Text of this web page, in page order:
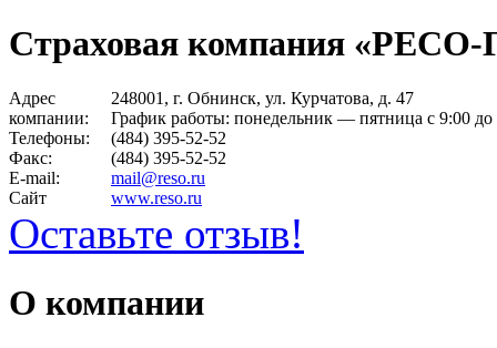
Страховая компания «РЕСО-
Адрес
компании:
248001, г. Обнинск, ул. Курчатова, д. 47
График работы: понедельник — пятница c 9:00 до
Телефоны:
(484) 395-52-52
Факс:
(484) 395-52-52
E-mail:
mail@reso.ru
Сайт
www.reso.ru
Оставьте отзыв!
О компании